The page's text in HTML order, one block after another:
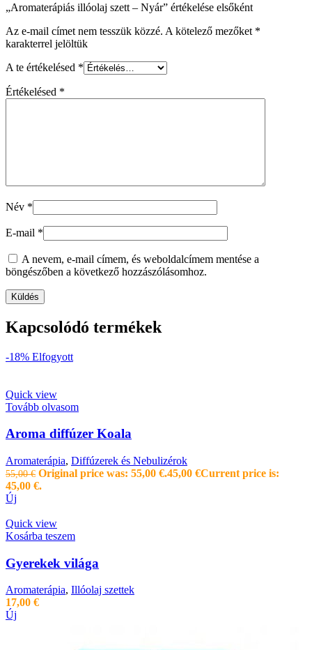
„Aromaterápiás illóolaj szett – Nyár” értékelése elsőként
Az e-mail címet nem tesszük közzé. A kötelező mezőket *
karakterrel jelöltük
A te értékelésed *
Értékelésed *
Név *
E-mail *
A nevem, e-mail címem, és weboldalcímem mentése a
böngészőben a következő hozzászólásomhoz.
Kapcsolódó termékek
-18% Elfogyott
Quick view
Tovább olvasom
Aroma diffúzer Koala
Aromaterápia, Diffúzerek és Nebulizérok
55,00€ Original price was: 55,00 €.45,00 €Current price is:
45,00 €.
Új
Quick view
Kosárba teszem
Gyerekek világa
Aromaterápia, Illóolaj szettek
17,00 €
Új